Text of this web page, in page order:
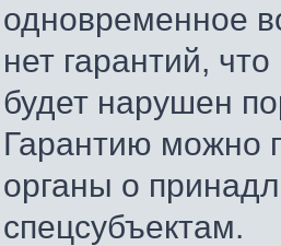
одновременное
нет гарантий,
будет нарушен
Гарантию можно
органы о
спецсубъектам.